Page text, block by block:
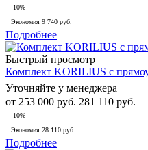
-10%
Экономия 9 740 руб.
Подробнее
Быстрый просмотр
Комплект KORILIUS с
Уточняйте у менеджера
от 253 000 руб. 281 110 руб.
-10%
Экономия 28 110 руб.
Подробнее